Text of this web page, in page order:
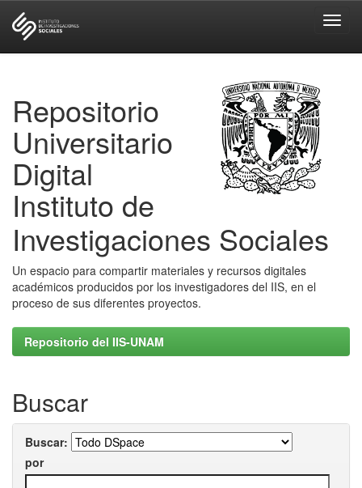
Repositorio
Universitario
Digital
Instituto de
Investigaciones Sociales
Un espacio para compartir materiales y recursos digitales
académicos producidos por los investigadores del IIS, en el
proceso de sus diferentes proyectos.
Repositorio del IIS-UNAM
Buscar
Buscar:
por